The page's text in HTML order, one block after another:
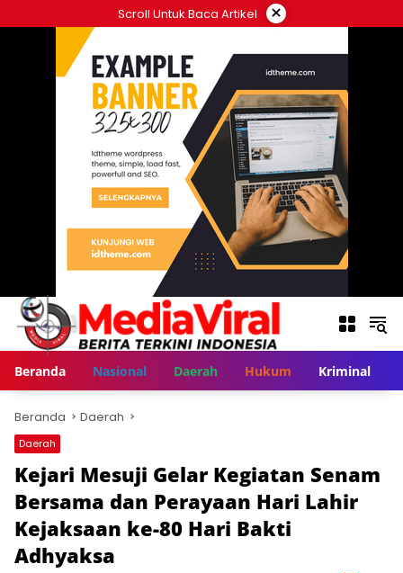
ke
Scroll Untuk Baca Artikel ×
Beranda Nasional Daerah Hukum Kriminal
Beranda Daerah
Daerah
Kejari Mesuji Gelar Kegiatan Senam
Bersama dan Perayaan Hari Lahir
Kejaksaan ke-80 Hari Bakti
Adhyaksa